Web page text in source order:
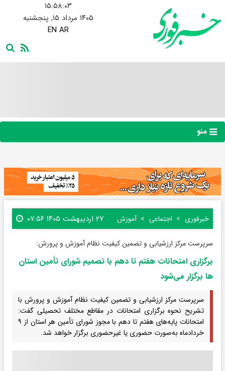
۱۵:۵۸:۰۴
۱۴۰۵ مرداد ۱۵, پنجشنبه
EN AR
منو
خبرفوری اجتماعی آموزش ۲۷ اردیبهشت ۱۴۰۵ ۰۷:۵۶
سرپرست مرکز ارزشیابی و تضمین کیفیت نظام آموزش و پرورش:
برگزاری امتحانات هفتم تا دهم با تصمیم شورای تأمین استان
ها برگزار می‌شود
سرپرست مرکز ارزشیابی و تضمین کیفیت نظام آموزش و پرورش با
تشریح نحوه برگزاری امتحانات در مقاطع مختلف تحصیلی گفت:
امتحانات پایه‌های هفتم تا دهم با مجوز شورای تأمین هر استان از ۹
خردادماه به‌صورت حضوری یا غیرحضوری برگزار خواهد شد.